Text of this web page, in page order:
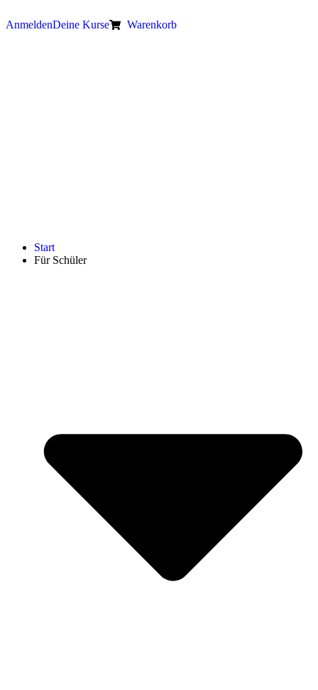
AnmeldenDeine Kurse Warenkorb
Start
Für Schüler